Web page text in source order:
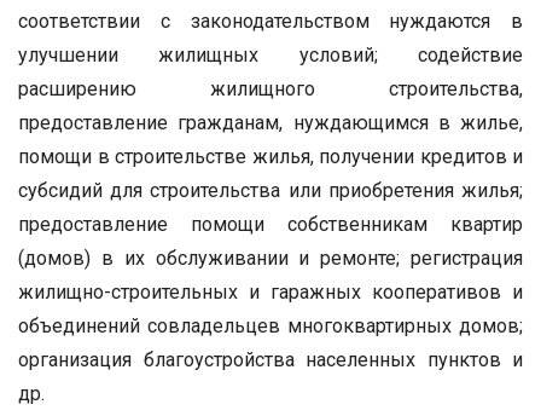
соответствии с законодательством нуждаются в
улучшении жилищных условий; содействие
расширению жилищного строительства,
предоставление гражданам, нуждающимся в жилье,
помощи в строительстве жилья, получении кредитов и
субсидий для строительства или приобретения жилья;
предоставление помощи собственникам квартир
(домов) в их обслуживании и ремонте; регистрация
жилищно-строительных и гаражных кооперативов и
объединений совладельцев многоквартирных домов;
организация благоустройства населенных пунктов и
др.